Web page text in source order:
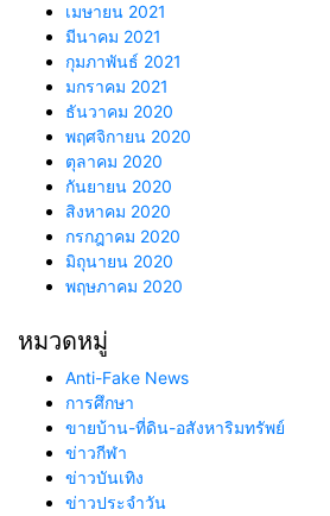
เมษายน 2021
มีนาคม 2021
กุมภาพันธ์ 2021
มกราคม 2021
ธันวาคม 2020
พฤศจิกายน 2020
ตุลาคม 2020
กันยายน 2020
สิงหาคม 2020
กรกฎาคม 2020
มิถุนายน 2020
พฤษภาคม 2020
หมวดหมู่
Anti-Fake News
การศึกษา
ขายบ้าน-ที่ดิน-อสังหาริมทรัพย์
ข่าวกีฬา
ข่าวบันเทิง
ข่าวประจำวัน